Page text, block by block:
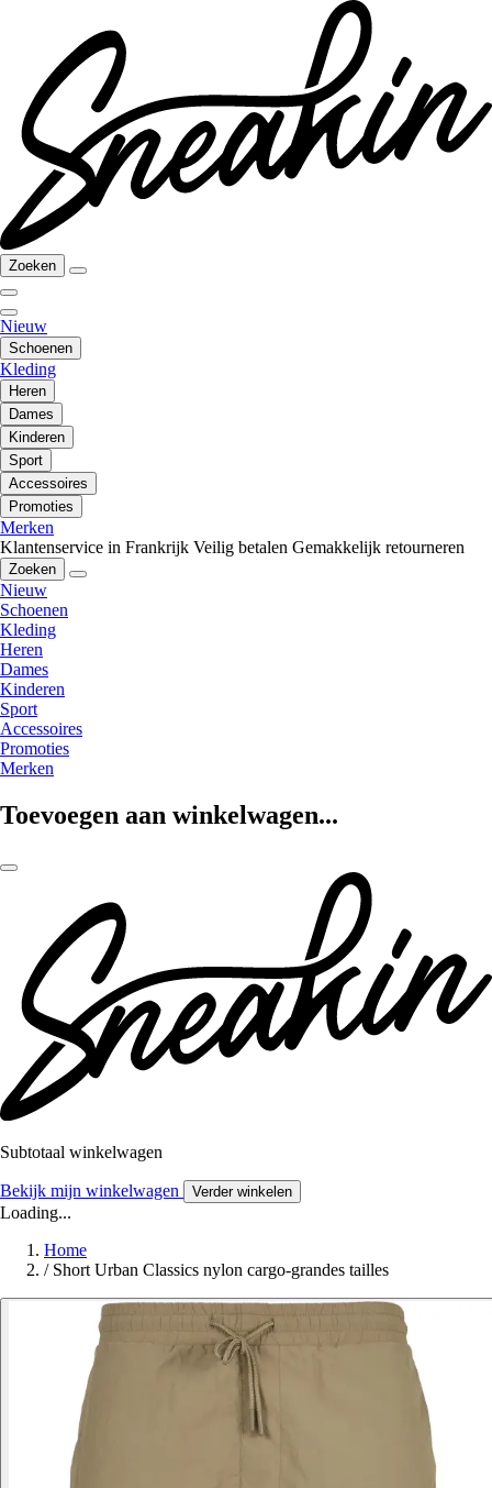
Zoeken
Nieuw
Schoenen
Kleding
Heren
Dames
Kinderen
Sport
Accessoires
Promoties
Merken
Klantenservice in Frankrijk Veilig betalen Gemakkelijk retourneren
Zoeken
Nieuw
Schoenen
Kleding
Heren
Dames
Kinderen
Sport
Accessoires
Promoties
Merken
Toevoegen aan winkelwagen...
Subtotaal winkelwagen
Bekijk mijn winkelwagen Verder winkelen
Loading...
Home
/ Short Urban Classics nylon cargo-grandes tailles